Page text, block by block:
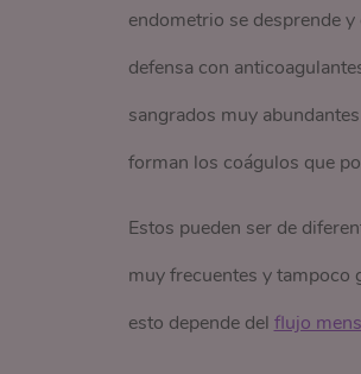
endometrio se desprende
defensa con
sangrados muy
forman los coágulos que
Estos pueden ser de
muy frecuentes y tampoco
esto depende del flujo